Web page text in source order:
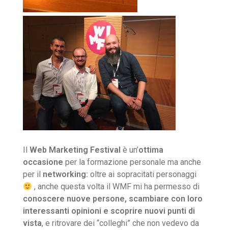
Il Web Marketing Festival è un’ottima
occasione per la formazione personale ma anche
per il networking: oltre ai sopracitati personaggi
, anche questa volta il WMF mi ha permesso di
conoscere nuove persone, scambiare con loro
interessanti opinioni e scoprire nuovi punti di
vista, e ritrovare dei “colleghi” che non vedevo da